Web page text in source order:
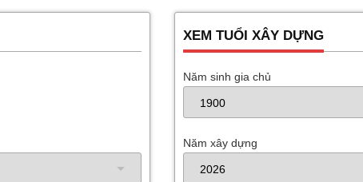
XEM TUỔI XÂY DỰNG
Năm sinh gia chủ
Năm xây dựng